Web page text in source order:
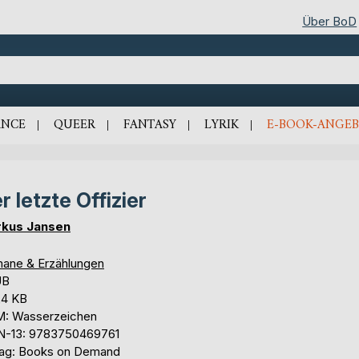
Über BoD
QUEER FANTASY LYRIK E-BOOK-
letzte Offizier
Jansen
& Erzählungen
KB
Wasserzeichen
13: 9783750469761
Books on Demand